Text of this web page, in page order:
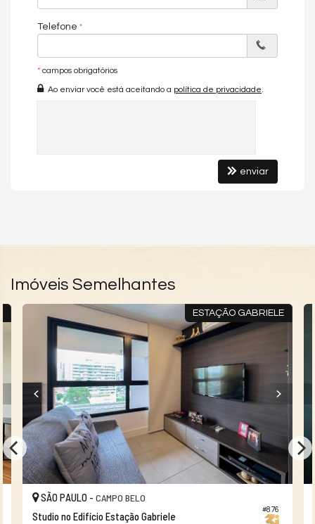
Características do Empreendimento
Piscina
Câmeras de Segurança
Elevador
Telefone
* campos obrigatórios
Ao enviar você está aceitando a política de privacidade
enviar
Imóveis Semelhantes
ESTAÇÃO GABRIELE
#876
SÃO PAULO - CAMPO BELO
Studio no Edifício Estação Gabriele